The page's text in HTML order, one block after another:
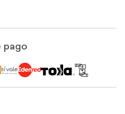
pago